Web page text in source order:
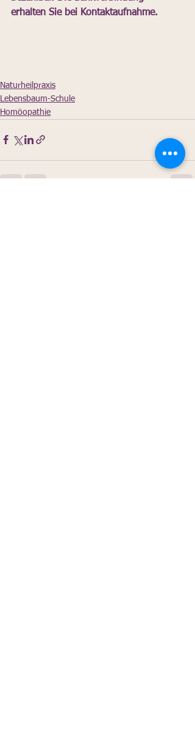
erhalten Sie bei Kontaktaufnahme.
Naturheilpraxis
Lebensbaum-Schule
Homöopathie